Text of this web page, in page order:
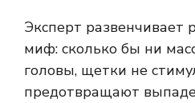
Эксперт развенчивает
миф: сколько бы ни
головы, щетки не
предотвращают